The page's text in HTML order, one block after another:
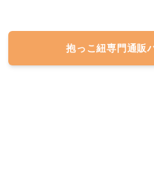
抱っこ紐専門通販